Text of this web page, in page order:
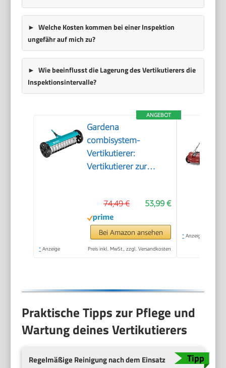
Welche Kosten kommen bei einer Inspektion
ungefähr auf mich zu?
Wie beeinflusst die Lagerung des Vertikutierers die
Inspektionsintervalle?
ANGEBOT
Gardena
combisystem-
Vertikutierer:
Vertikutierer zur
Rasenfilz, 32 cm
Arbeitsbreite, mit
robusten Rädern und
Hubachse zum
53,99 €
74,49 €
Bei Amazon ansehen
* Anzeige Preis inkl. MwSt., zzgl. Versandkosten
* Anzeige
Praktische Tipps zur Pflege und
Wartung deines Vertikutierers
Regelmäßige Reinigung nach dem Einsatz